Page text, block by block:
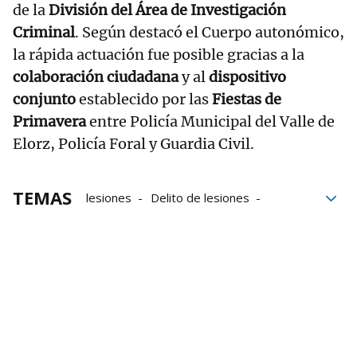
de laDivisión del Área de Investigación
Criminal. Según destacó el Cuerpo autonómico,
la rápida actuación fue posible gracias a la
colaboración ciudadanay aldispositivo
conjuntoestablecido por lasFiestas de
Primaveraentre Policía Municipal del Valle de
Elorz, Policía Foral y Guardia Civil.
TEMAS lesiones
Delito de lesiones